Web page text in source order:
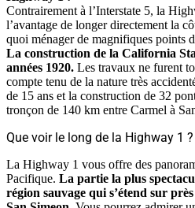
Contrairement à l’Interstate 5, la
l’avantage de longer directement la
quoi ménager de magnifiques points
La construction de la California
années 1920. Les travaux ne furent
compte tenu de la nature très
de 15 ans et la construction de 32
tronçon de 140 km entre Carmel à
Que voir le long de la Highway 1 ?
La Highway 1 vous offre des
Pacifique. La partie la plus
région sauvage qui s’étend sur